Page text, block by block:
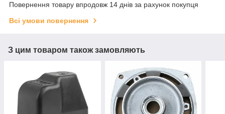
Повернення товару впродовж 14 днів за рахунок покупця
Всі умови повернення
З цим товаром також замовляють